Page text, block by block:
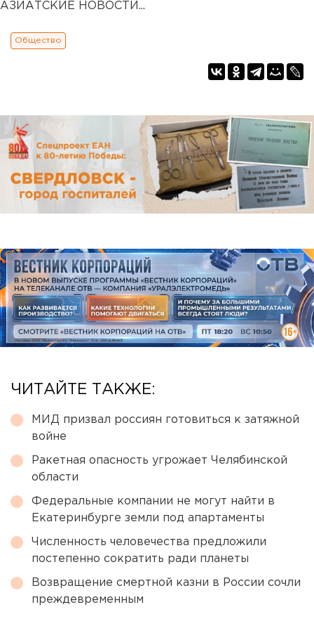
АЗИАТСКИЕ НОВОСТИ...
Общество
ЧИТАЙТЕ ТАКЖЕ:
МИД призвал россиян готовиться к затяжной
войне
Ракетная опасность угрожает Челябинской
области
Федеральные компании не могут найти в
Екатеринбурге земли под апартаменты
Численность человечества предложили
постепенно сократить ради планеты
Возвращение смертной казни в России сочли
преждевременным